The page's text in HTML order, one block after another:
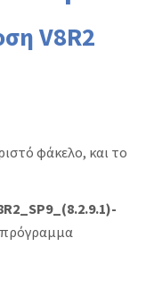
V8R2
φάκελο, και το
πρόγραμμα